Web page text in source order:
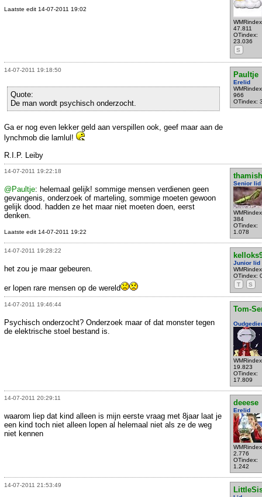
47.811
OTindex:
23.036
S
Laatste edit 14-07-2011 19:02
14-07-2011 19:18:50
Paultje
Erelid
966
OTindex:
Quote:
De man wordt psychisch onderzocht.
Ga er nog even lekker geld aan verspillen ook, geef maar aan de
lynchmob die lamlul!
R.I.P. Leiby
14-07-2011 19:22:18
Senior lid
384
OTindex:
1.078
@Paultje: helemaal gelijk! sommige mensen verdienen geen
gevangenis, onderzoek of marteling, sommige moeten gewoon
gelijk dood. hadden ze het maar niet moeten doen, eerst
denken.
Laatste edit 14-07-2011 19:22
14-07-2011 19:28:22
Junior lid
OTindex:
T
S
het zou je maar gebeuren.
er lopen rare mensen op de wereld
14-07-2011 19:46:44
Tom-
19.823
OTindex:
17.809
Psychisch onderzocht? Onderzoek maar of dat monster tegen
de elektrische stoel bestand is.
14-07-2011 20:29:11
deeese
Erelid
2.776
OTindex:
1.242
waarom liep dat kind alleen is mijn eerste vraag met 8jaar laat je
een kind toch niet alleen lopen al helemaal niet als ze de weg
niet kennen
14-07-2011 21:53:49